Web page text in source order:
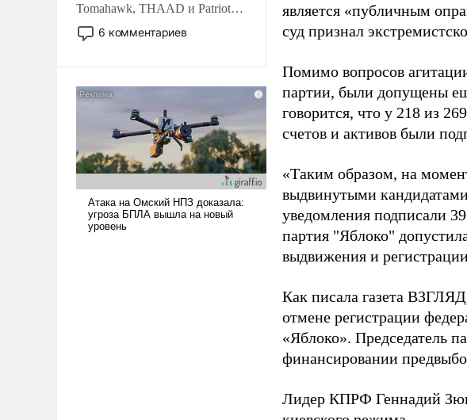
Tomahawk, THAAD и Patriot
США потребуется более трех
лет. Даже небольшая война с
Сложившаяся ситуация
означает многолетний период
уязвимости США, например,
перед Китаем.
6 комментариев
является «публичным
суд признал
Помимо вопросов
партии, были допущены
говорится, что у 218 из
счетов и активов были
«Таким образом, на
выдвинутыми
уведомления подписали
партия "Яблоко"
выдвижения и
Как писала газета
отмене регистрации
«Яблоко». Председатель
финансировании
Лидер КПРФ Геннадий